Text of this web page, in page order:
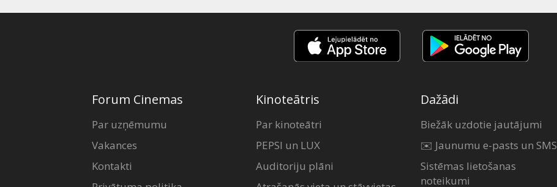
B2B
Forum Cinemas
Par uzņēmumu
Vakances
Kontakti
Kinoteātris
Par kinoteātri
PEPSI un LUX
Auditoriju plāni
Dažādi
Biežāk uzdotie jautājumi
✉️ Jaunumu e-pasts un SMS
Sistēmas lietošanas
noteikumi